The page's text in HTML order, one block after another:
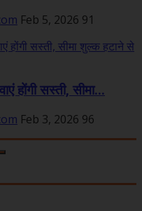
Feb 5, 2026 91
होंगी सस्ती, सीमा...
Feb 3, 2026 96